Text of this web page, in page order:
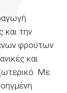
την
φρούτων
και
Με